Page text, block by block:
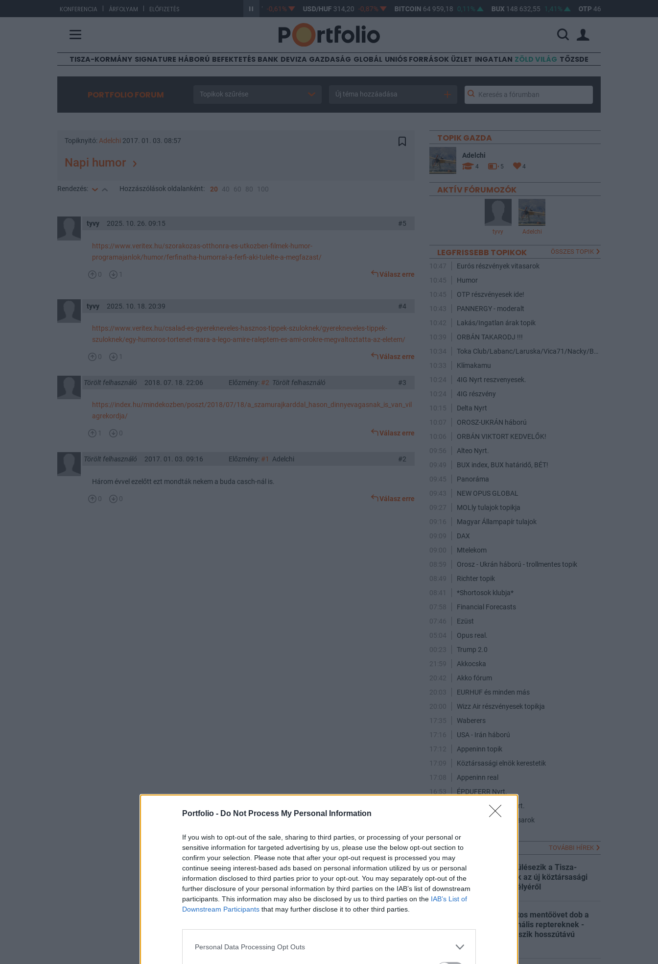
Portfolio - Do Not Process My Personal Information
If you wish to opt-out of the sale, sharing to third parties, or processing of your personal or
sensitive information for targeted advertising by us, please use the below opt-out section to
confirm your selection. Please note that after your opt-out request is processed you may
continue seeing interest-based ads based on personal information utilized by us or personal
information disclosed to third parties prior to your opt-out. You may separately opt-out of the
further disclosure of your personal information by third parties on the IAB’s list of downstream
participants. This information may also be disclosed by us to third parties on the IAB’s List of
Downstream Participants that may further disclose it to other third parties.
Personal Data Processing Opt Outs
KONFERENCIA | ÁRFOLYAM | ELŐFIZETÉS 363,17 -0,61% USD/HUF314,20 -0,87% BITCOIN64 959,18 0,11% BUX148 632,55 1,41% OTP46 890
TISZA-KORMÁNY SIGNATURE HÁBORÚ BEFEKTETÉS BANK DEVIZA GAZDASÁG GLOBÁL UNIÓS FORRÁSOK ÜZLET INGATLAN ZÖLD VILÁG TŐZSDE
PORTFOLIO FORUM Topikok szűrése Új téma hozzáadása
Topiknyitó: Adelchi 2017. 01. 03. 08:57
Napi humor
Rendezés: Hozzászólások oldalanként: 20 40 60 80 100
tyvy 2025. 10. 26. 09:15 #5
https://www.veritex.hu/szorakozas-otthonra-es-utkozben-filmek-humor-
programajanlok/humor/ferfinatha-humorral-a-ferfi-aki-tulelte-a-megfazast/
0 1 Válasz erre
tyvy 2025. 10. 18. 20:39 #4
https://www.veritex.hu/csalad-es-gyerekneveles-hasznos-tippek-szuloknek/gyerekneveles-tippek-
szuloknek/egy-humoros-tortenet-mara-a-lego-amire-raleptem-es-ami-orokre-megvaltoztatta-az-eletem/
0 1 Válasz erre
Törölt felhasználó 2018. 07. 18. 22:06 Előzmény: #2 Törölt felhasználó #3
https://index.hu/mindekozben/poszt/2018/07/18/a_szamurajkarddal_hason_dinnyevagasnak_is_van_vil
agrekordja/
1 0 Válasz erre
Törölt felhasználó 2017. 01. 03. 09:16 Előzmény: #1 Adelchi #2
Három évvel ezelőtt ezt mondták nekem a buda casch-nál is.
0 0 Válasz erre
TOPIK GAZDA
Adelchi
4 5 4
AKTÍV FÓRUMOZÓK
tyvy Adelchi
LEGFRISSEBB TOPIKOK ÖSSZES TOPIK
10:47
Eurós részvények vitasarok
10:45
Humor
10:45
OTP részvényesek ide!
10:43
PANNERGY - moderalt
10:42
Lakás/Ingatlan árak topik
10:39
ORBÁN TAKARODJ !!!
10:34
10:33
Klímakamu
10:24
4IG Nyrt reszvenyesek.
10:24
4IG részvény
10:15
Delta Nyrt
10:07
OROSZ-UKRÁN háború
10:06
ORBÁN VIKTORT KEDVELŐK!
09:56
Alteo Nyrt.
09:49
BUX index, BUX határidő, BÉT!
09:45
Panoráma
09:43
NEW OPUS GLOBAL
09:27
MOLly tulajok topikja
09:16
Magyar Állampapír tulajok
09:09
DAX
09:00
Mtelekom
08:59
Orosz - Ukrán háború - trollmentes topik
08:49
Richter topik
08:41
*Shortosok klubja*
07:58
Financial Forecasts
07:46
Ezüst
05:04
Opus real.
00:23
Trump 2.0
21:59
Akkocska
20:42
Akko fórum
20:03
EURHUF és minden más
20:00
Wizz Air részvényesek topikja
17:35
Waberers
17:16
USA - Irán háború
17:12
Appeninn topik
17:09
Köztársasági elnök kerestetik
17:08
Appeninn real
16:53
ÉPDUFERR Nyrt.
VERTIKAL Group Nyrt.
USA részvények vitasarok
FRISS HÍREK TOVÁBBI HÍREK
10:29
Tisza-kormány: ülésezik a Tisza-
frakció, döntenek az új köztársasági
elnökjelölt személyéről
10:26
5,5 milliárd forintos mentőövet dob a
kormány a regionális reptereknek -
Egyelőre nem látszik hosszútávú
megoldás